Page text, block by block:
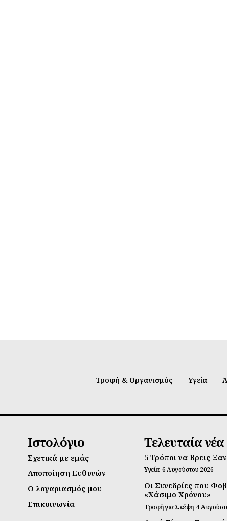
Τροφή & Οργανισμός Υγεία
Ιστολόγιο
Σχετικά με εμάς
Αποποίηση Ευθυνών
Ο λογαριασμός μου
Επικοινωνία
Τελευταία νέα
5 Τρόποι να Βρεις
Υγεία 6 Αυγούστου 2026
Οι Συνεδρίες που
«Χάσιμο Χρόνου»
Τροφή για Σκέψη 4